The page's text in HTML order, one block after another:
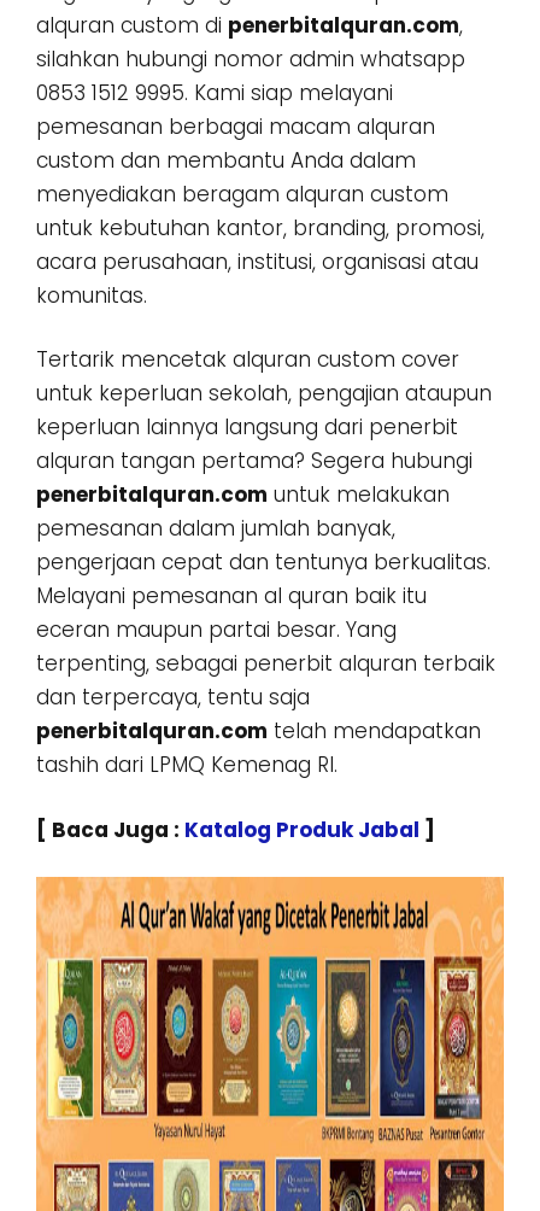
alquran custom di penerbitalquran.com,
silahkan hubungi nomor admin whatsapp
0853 1512 9995. Kami siap melayani
pemesanan berbagai macam alquran
custom dan membantu Anda dalam
menyediakan beragam alquran custom
untuk kebutuhan kantor, branding, promosi,
acara perusahaan, institusi, organisasi atau
komunitas.
Tertarik mencetak alquran custom cover
untuk keperluan sekolah, pengajian ataupun
keperluan lainnya langsung dari penerbit
alquran tangan pertama? Segera hubungi
penerbitalquran.com untuk melakukan
pemesanan dalam jumlah banyak,
pengerjaan cepat dan tentunya berkualitas.
Melayani pemesanan al quran baik itu
eceran maupun partai besar. Yang
terpenting, sebagai penerbit alquran terbaik
dan terpercaya, tentu saja
penerbitalquran.com telah mendapatkan
tashih dari LPMQ Kemenag RI.
[ Baca Juga : Katalog Produk Jabal ]